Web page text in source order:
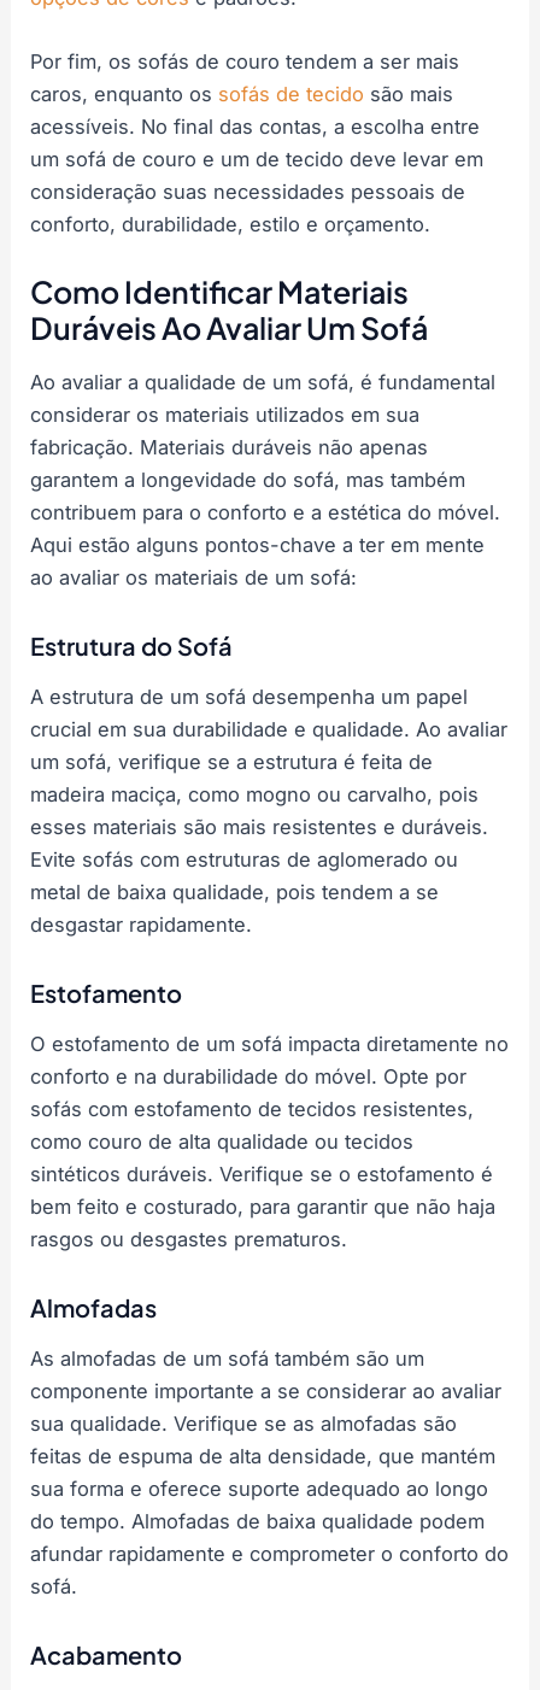
Por fim, os sofás de couro tendem a ser mais
caros, enquanto os sofás de tecido são mais
acessíveis. No final das contas, a escolha entre
um sofá de couro e um de tecido deve levar em
consideração suas necessidades pessoais de
conforto, durabilidade, estilo e orçamento.
Como Identificar Materiais
Duráveis Ao Avaliar Um Sofá
Ao avaliar a qualidade de um sofá, é fundamental
considerar os materiais utilizados em sua
fabricação. Materiais duráveis não apenas
garantem a longevidade do sofá, mas também
contribuem para o conforto e a estética do móvel.
Aqui estão alguns pontos-chave a ter em mente
ao avaliar os materiais de um sofá:
Estrutura do Sofá
A estrutura de um sofá desempenha um papel
crucial em sua durabilidade e qualidade. Ao avaliar
um sofá, verifique se a estrutura é feita de
madeira maciça, como mogno ou carvalho, pois
esses materiais são mais resistentes e duráveis.
Evite sofás com estruturas de aglomerado ou
metal de baixa qualidade, pois tendem a se
desgastar rapidamente.
Estofamento
O estofamento de um sofá impacta diretamente no
conforto e na durabilidade do móvel. Opte por
sofás com estofamento de tecidos resistentes,
como couro de alta qualidade ou tecidos
sintéticos duráveis. Verifique se o estofamento é
bem feito e costurado, para garantir que não haja
rasgos ou desgastes prematuros.
Almofadas
As almofadas de um sofá também são um
componente importante a se considerar ao avaliar
sua qualidade. Verifique se as almofadas são
feitas de espuma de alta densidade, que mantém
sua forma e oferece suporte adequado ao longo
do tempo. Almofadas de baixa qualidade podem
afundar rapidamente e comprometer o conforto do
sofá.
Acabamento